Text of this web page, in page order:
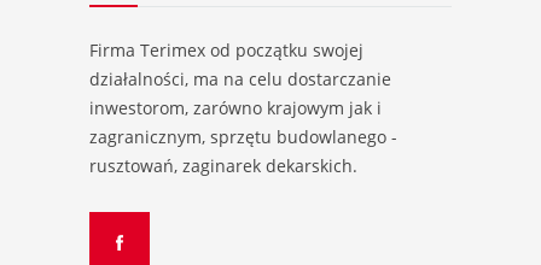
Firma Terimex od początku swojej
działalności, ma na celu dostarczanie
inwestorom, zarówno krajowym jak i
zagranicznym, sprzętu budowlanego -
rusztowań, zaginarek dekarskich.